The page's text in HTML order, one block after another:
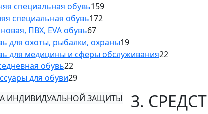
специальная обувь159
специальная обувь172
ПВХ, EVA обувь67
для охоты, рыбалки, охраны19
для медицины и сферы обслуживания22
обувь22
для обуви29
3.